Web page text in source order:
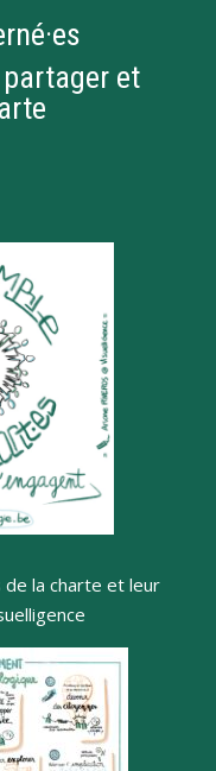
et
la charte et leur